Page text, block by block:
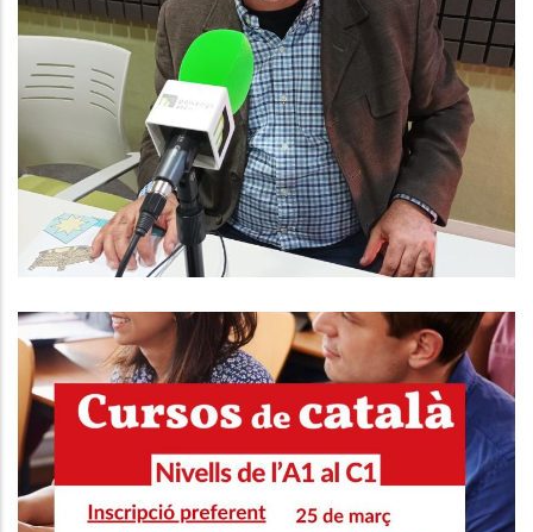
ENTREVISTA A DAVID PULIDO.
CONSELLER D'HISENDA I QUALITAT
DE SERVEIS AL CONSELL
COMARCAL
Altres
L'A1 AL C1
Educació